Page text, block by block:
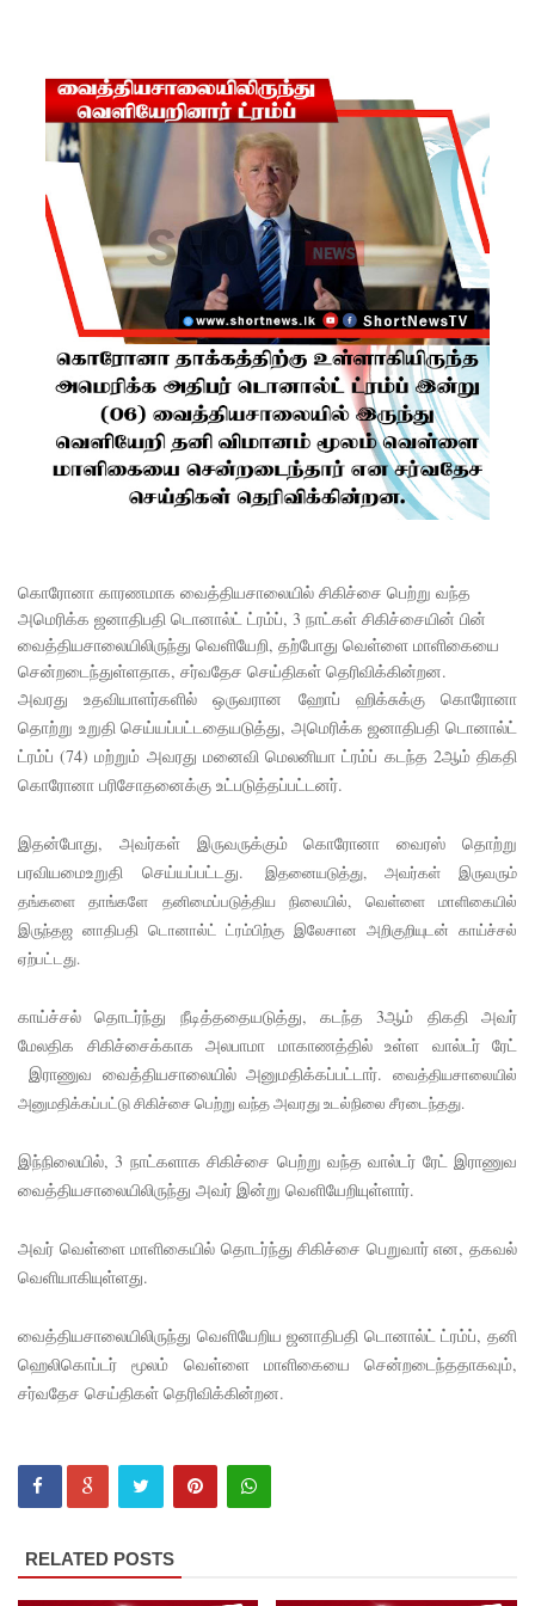
இணையத
ளங்களை
முடக்குமா
று
உத்தரவு!
பரீட்சைக்
காலத்தில்
ஏற்பட்டா
பேசி
இலக்கங்க
ள்!
தாயகம்
திரும்புவத
ஹசீனா
தயார்! -
பங்களா
மீண்டும்
பதற்றம்!
லாஃப்ஸ்
விலையிலு
மாற்றமில்
பாகுபாடற்
ற
தரமான
அறிவியலி
ன்
கொரோனா காரணமாக வைத்தியசாலையில் சிகிச்சை பெற்று வந்த
அமெரிக்க ஜனாதிபதி டொனால்ட் ட்ரம்ப், 3 நாட்கள் சிகிச்சையின் பின்
வைத்தியசாலையிலிருந்து வெளியேறி, தற்போது வெள்ளை மாளிகையை
சென்றடைந்துள்ளதாக, சர்வதேச செய்திகள் தெரிவிக்கின்றன.
அவரது உதவியாளர்களில் ஒருவரான ஹோப் ஹிக்சுக்கு கொரோனா
தொற்று உறுதி செய்யப்பட்டதையடுத்து, அமெரிக்க ஜனாதிபதி டொனால்ட்
ட்ரம்ப் (74) மற்றும் அவரது மனைவி மெலனியா ட்ரம்ப் கடந்த 2ஆம் திகதி
கொரோனா பரிசோதனைக்கு உட்படுத்தப்பட்டனர்.
இதன்போது, அவர்கள் இருவருக்கும் கொரோனா வைரஸ் தொற்று
பரவியமைஉறுதி செய்யப்பட்டது. இதனையடுத்து, அவர்கள் இருவரும்
தங்களை தாங்களே தனிமைப்படுத்திய நிலையில், வெள்ளை மாளிகையில்
இருந்தஜ னாதிபதி டொனால்ட் ட்ரம்பிற்கு இலேசான அறிகுறியுடன் காய்ச்சல்
ஏற்பட்டது.
காய்ச்சல் தொடர்ந்து நீடித்ததையடுத்து, கடந்த 3ஆம் திகதி அவர்
மேலதிக சிகிச்சைக்காக அலபாமா மாகாணத்தில் உள்ள வால்டர் ரேட்
இராணுவ வைத்தியசாலையில் அனுமதிக்கப்பட்டார். வைத்தியசாலையில்
அனுமதிக்கப்பட்டு சிகிச்சை பெற்று வந்த அவரது உடல்நிலை சீரடைந்தது.
இந்நிலையில், 3 நாட்களாக சிகிச்சை பெற்று வந்த வால்டர் ரேட் இராணுவ
வைத்தியசாலையிலிருந்து அவர் இன்று வெளியேறியுள்ளார்.
அவர் வெள்ளை மாளிகையில் தொடர்ந்து சிகிச்சை பெறுவார் என, தகவல்
வெளியாகியுள்ளது.
வைத்தியசாலையிலிருந்து வெளியேறிய ஜனாதிபதி டொனால்ட் ட்ரம்ப், தனி
ஹெலிகொப்டர் மூலம் வெள்ளை மாளிகையை சென்றடைந்ததாகவும்,
சர்வதேச செய்திகள் தெரிவிக்கின்றன.
RELATED POSTS